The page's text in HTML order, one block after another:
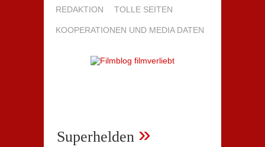
REDAKTION TOLLE SEITEN
KOOPERATIONEN UND MEDIA DATEN
Superhelden »